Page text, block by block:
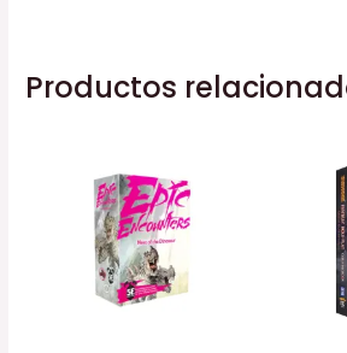
Productos